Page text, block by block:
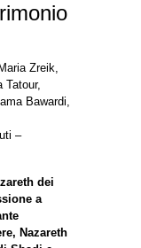
Zreik,
Tatour,
Bawardi,
–
dei
a
Nazareth